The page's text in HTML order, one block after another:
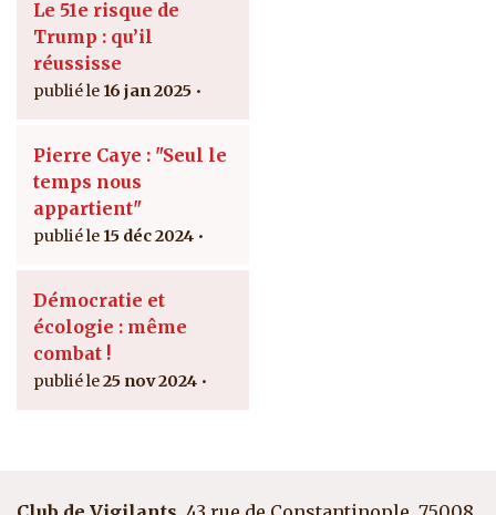
Le 51e risque de
Trump : qu’il
réussisse
16 jan 2025
Pierre Caye : "Seul le
temps nous
appartient"
15 déc 2024
Démocratie et
écologie : même
combat !
25 nov 2024